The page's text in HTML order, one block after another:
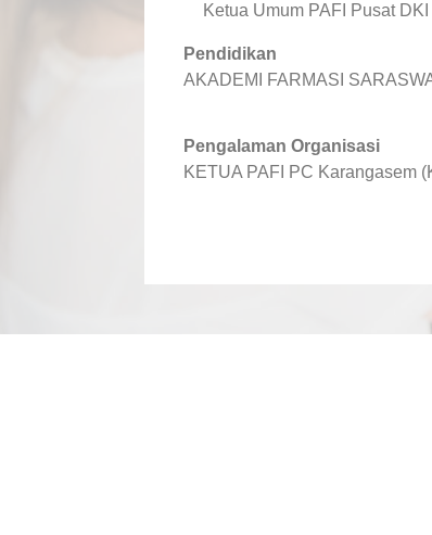
Ketua Umum PAFI Pusat
Pendidikan
AKADEMI FARMASI
Pengalaman Organisasi
KETUA PAFI PC Karangasem